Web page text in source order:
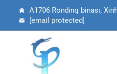
A1706 Rondinq binası,
[email protected]